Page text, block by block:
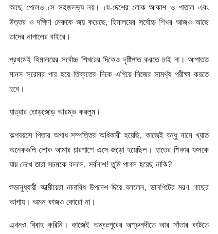
কাছে পেলেও সে সহজলভ্য নয়। যে-দেশের লোক আকাশ ও পাতাল এবং
উত্তর ও দক্ষিণ মেরুকে জয় করেছে, হিমালয়ের সর্বোচ্চ শিখর আজও আছে
তাদের নাগালের বাইরে।
প্রথমেই হিমালয়ের সর্বোচ্চ শিখরের দিকেও দৃষ্টিপাত করতে চাই না। আপাতত
মানস সরোবর পার হয়ে তিব্বতের দিকে এগিয়ে নিজের সামর্থ্য পরীক্ষা করতে
হবে।
যাত্রার তোড়জোড় আরম্ভ করলুম।
অল্পবয়সে পিতার অগাধ সম্পত্তির অধিকারী হয়েছি, কাজেই বন্ধু নামে খ্যাত
অনেকগুলি লোক আমার চারপাশে এসে জড়ো হয়েছিল। হাতের শিকার ফসকে
যায় দেখে তারা সচমকে বললে, সর্বনাশ! তুমি পাগল হয়েছ নাকি?
শুভানুধ্যায়ী আত্মীয়েরা নানাবিধ উপদেশ দিয়ে বললেন, ডানপিটের মরণ গাছের
আগায়। অমন কাজও কোরো না।
এখনও বিবাহ করিনি। কাজেই অন্তঃপুরের অশ্রুনদীতে আর সাঁতার কাটতে